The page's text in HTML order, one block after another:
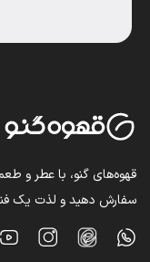
قهوه‌های گنو، با عطر و
سفارش دهید و لذت یک